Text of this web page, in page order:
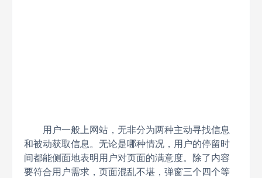
用户一般上网站，无非分为两种主动寻找信息
和被动获取信息。无论是哪种情况，用户的停留时
间都能侧面地表明用户对页面的满意度。除了内容
要符合用户需求，页面混乱不堪，弹窗三个四个等